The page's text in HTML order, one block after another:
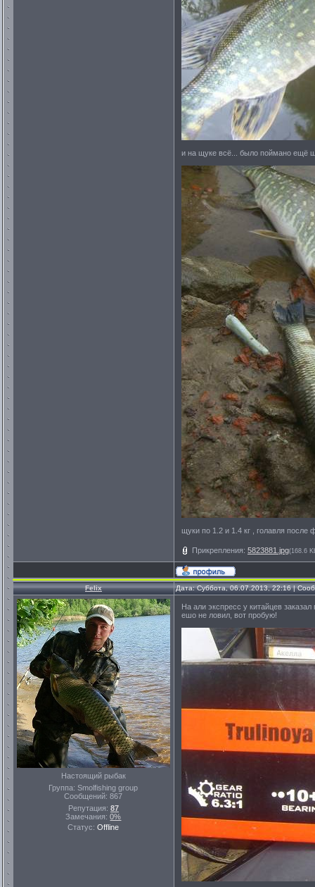
и на щуке всё... было поймано ещё
щуки по 1.2 и 1.4 кг , голавля после
Прикрепления: 5823881.jpg(168.6
Felix Дата: Суббота, 06.07.2013, 22:16 |
Настоящий рыбак
Группа: Smolfishing group
Сообщений:867
Репутация: 87
Замечания:0%
Статус:Offline
На али экспресс у китайцев
ешо не ловил, вот пробую!